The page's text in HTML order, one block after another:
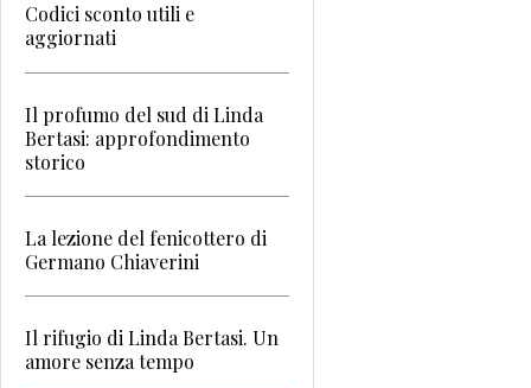
Codici sconto utili e
aggiornati
Il profumo del sud di Linda
Bertasi: approfondimento
storico
La lezione del fenicottero di
Germano Chiaverini
Il rifugio di Linda Bertasi. Un
amore senza tempo